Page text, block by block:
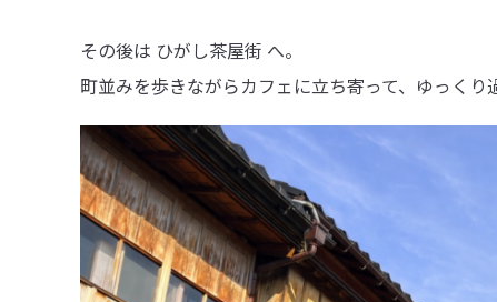
その後は ひがし茶屋街 へ。
町並みを歩きながらカフェに立ち寄って、ゆっく